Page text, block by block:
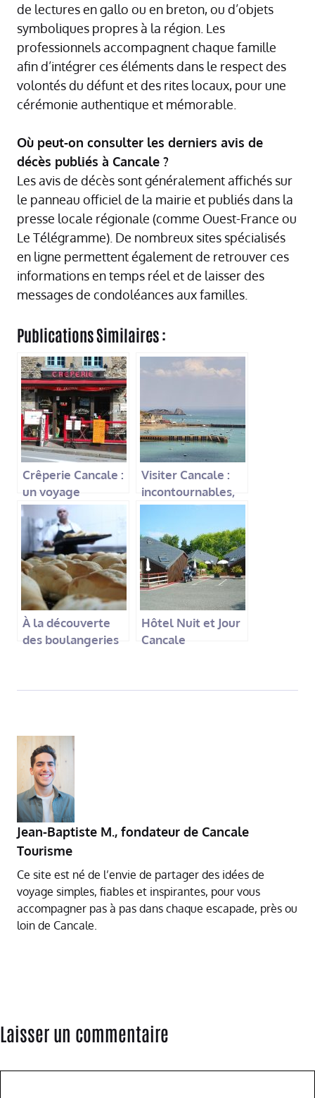
de lectures en gallo ou en breton, ou d’objets
symboliques propres à la région. Les
professionnels accompagnent chaque famille
afin d’intégrer ces éléments dans le respect des
volontés du défunt et des rites locaux, pour une
cérémonie authentique et mémorable.
Où peut-on consulter les derniers avis de
décès publiés à Cancale ?
Les avis de décès sont généralement affichés sur
le panneau officiel de la mairie et publiés dans la
presse locale régionale (comme Ouest-France ou
Le Télégramme). De nombreux sites spécialisés
en ligne permettent également de retrouver ces
informations en temps réel et de laisser des
messages de condoléances aux familles.
Publications Similaires :
Crêperie Cancale :
un voyage
gourmand au
cœur de la
Bretagne
Visiter Cancale :
incontournables,
bonnes adresses
et expériences à
ne pas manquer
À la découverte
des boulangeries
spécialités
Hôtel Nuit et Jour
Cancale
Jean-Baptiste M., fondateur de Cancale
Tourisme
Ce site est né de l’envie de partager des idées de
voyage simples, fiables et inspirantes, pour vous
accompagner pas à pas dans chaque escapade, près ou
loin de Cancale.
Laisser un commentaire